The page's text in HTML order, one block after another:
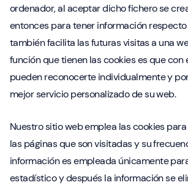
ordenador, al aceptar dicho fichero se
entonces para tener información
también facilita las futuras visitas a una
función que tienen las cookies es que con
pueden reconocerte individualmente y
mejor servicio personalizado de su web.
Nuestro sitio web emplea las cookies
las páginas que son visitadas y su
información es empleada únicamente
estadístico y después la información se